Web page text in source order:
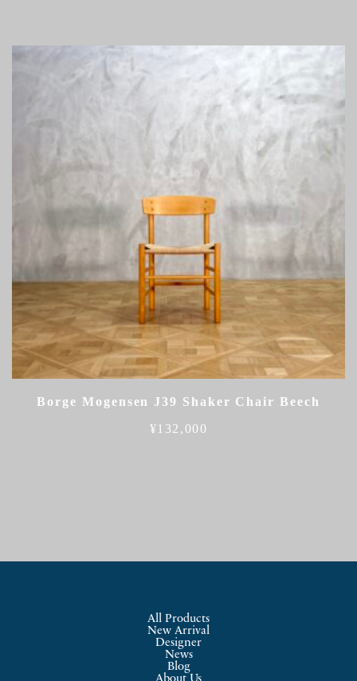
Borge Mogensen J39 Shaker Chair Beech
¥132,000
All Products
New Arrival
Designer
News
Blog